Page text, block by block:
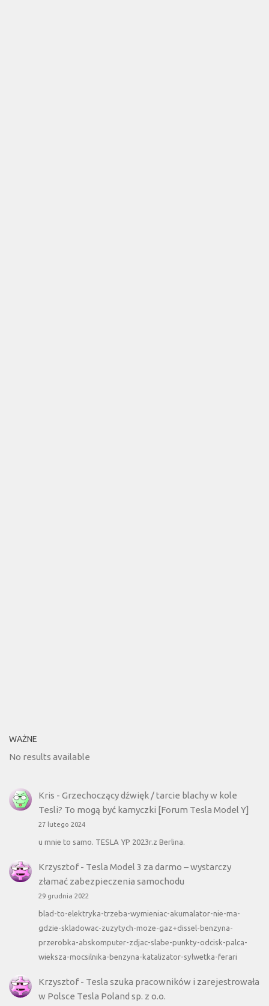
WAŻNE
No results available
Kris - Grzechoczący dźwięk / tarcie blachy w kole
Tesli? To mogą być kamyczki [Forum Tesla Model Y]
27 lutego 2024
u mnie to samo. TESLA YP 2023r.z Berlina.
Krzysztof- Tesla Model 3 za darmo – wystarczy
złamać zabezpieczenia samochodu
29 grudnia 2022
blad-to-elektryka-trzeba-wymieniac-akumalator-nie-ma-
gdzie-skladowac-zuzytych-moze-gaz+dissel-benzyna-
przerobka-abskomputer-zdjac-slabe-punkty-odcisk-palca-
wieksza-mocsilnika-benzyna-katalizator-sylwetka-ferari
Krzysztof- Tesla szuka pracowników i zarejestrowała
w Polsce Tesla Poland sp. z o.o.